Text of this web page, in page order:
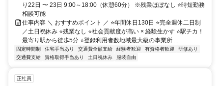
り22日 〜 23日 9:00～18:00（休憩60分） ※残業ほぼなし ⭐時短勤務
相談可能
仕事内容 ＼ おすすめポイント ／ ⭐年間休日130日 ⭐完全週休二日制
／土日祝休み ⭐残業なし ⭐社会貢献度が高い × 経験生かす ⭐駅チカ！
最寄り駅から徒歩5分 ⭐登録利用者数地域最大級の事業所 ...
固定時間制 住宅手当あり 交通費全額支給 経験者歓迎 有資格者歓迎
研修あり
交通費支給
資格取得手当あり 土日祝休み 服装自由
正社員